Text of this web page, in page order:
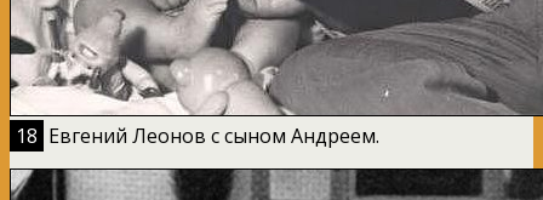
18 Евгений Леонов с сыном Андреем.